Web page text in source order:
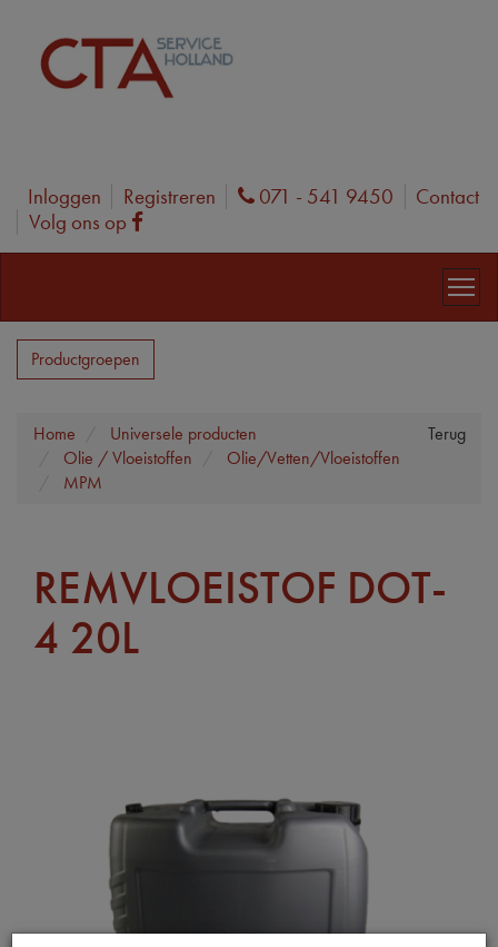
Inloggen Registreren Phone
071 - 541 9450
Contact
Volg ons op
Facebook
Productgroepen
Terug
Home
Universele producten
Olie / Vloeistoffen
Olie/Vetten/Vloeistoffen
MPM
REMVLOEISTOF DOT-
4 20L